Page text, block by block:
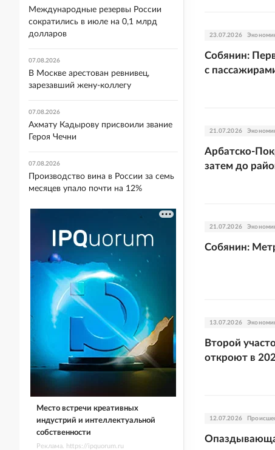
23.07.2026
Собянин:
с
21.07.2026
Арбатско-
затем до
21.07.2026
Собянин:
13.07.2026
Второй
откроют в
12.07.2026
Международные резервы России
сократились в июле на 0,1 млрд
долларов
07.08.2026
В Москве арестован ревнивец,
зарезавший жену-коллегу
07.08.2026
Ахмату Кадырову присвоили звание
Героя Чечни
07.08.2026
Производство вина в России за семь
месяцев упало почти на 12%
Место встречи креативных
индустрий и интеллектуальной
собственности
Реклама. https://ipquorum.ru